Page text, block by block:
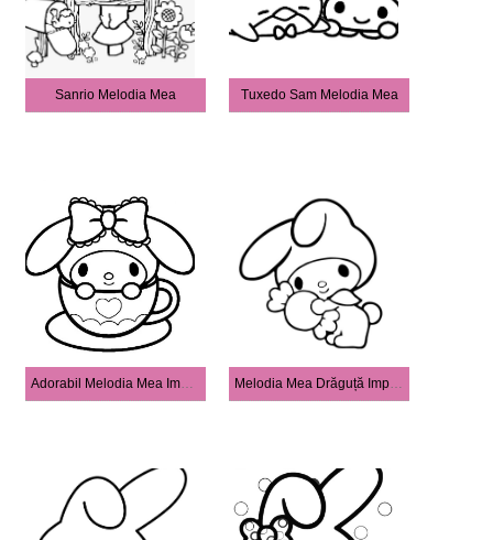
Sanrio Melodia Mea Tuxedo Sam Melodia Mea
Adorabil Melodia Mea Imprimabilă Melodia Mea Drăguță Imprimabilă